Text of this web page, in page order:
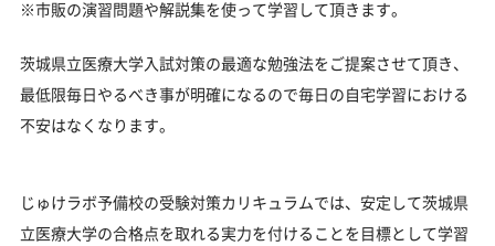
※市販の演習問題や解説集を使って学習して頂きます。
茨城県立医療大学入試対策の最適な勉強法をご提案させて頂き、
最低限毎日やるべき事が明確になるので毎日の自宅学習における
不安はなくなります。
じゅけラボ予備校の受験対策カリキュラムでは、安定して茨城県
立医療大学の合格点を取れる実力を付けることを目標として学習